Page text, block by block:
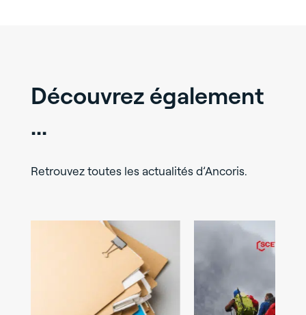
Découvrez également
...
Retrouvez toutes les actualités d’Ancoris.